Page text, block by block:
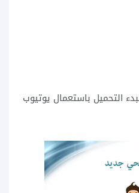
التحميل باستعمال يوتيوب